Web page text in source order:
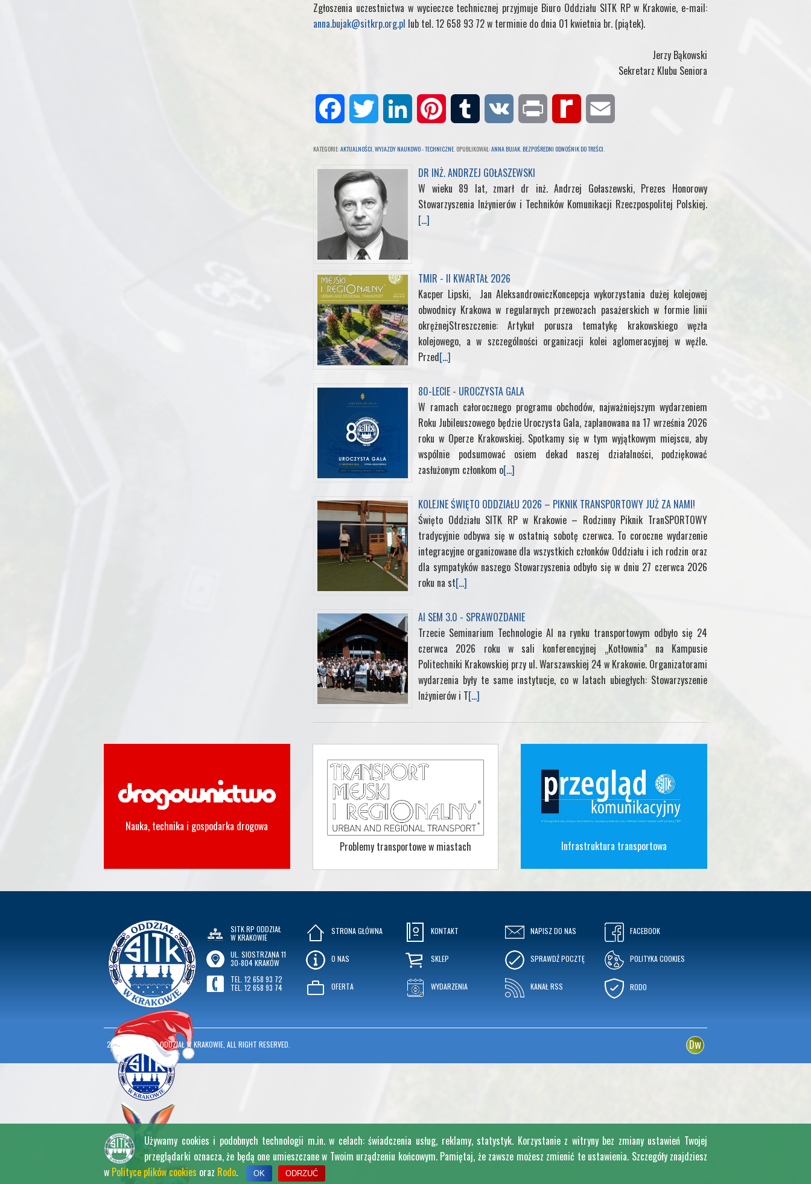
Zgłoszenia uczestnictwa w wycieczce technicznej przyjmuje Biuro Oddziału SITK RP w Krakowie, e-mail:
anna.bujak@sitkrp.org.pl lub tel. 12 658 93 72 w terminie do dnia 01 kwietnia br. (piątek).
Jerzy Bąkowski
Sekretarz Klubu Seniora
c
e
b
o
o
k
i
t
t
e
r
n
t
e
s
t
m
b
n
y
P
e
i
KATEGORIE:AKTUALNOŚCI,WYJAZDY NAUKOWO - TECHNICZNE. OPUBLIKOWAŁ:ANNA BUJAK.BEZPOŚREDNI ODNOŚNIK DO TREŚCI.
DR INŻ. ANDRZEJ GOŁASZEWSKI
W wieku 89 lat, zmarł dr inż. Andrzej Gołaszewski, Prezes Honorowy
Stowarzyszenia Inżynierów i Techników Komunikacji Rzeczpospolitej Polskiej.
[...]
TMIR - II KWARTAŁ 2026
Kacper Lipski, Jan AleksandrowiczKoncepcja wykorzystania dużej kolejowej
obwodnicy Krakowa w regularnych przewozach pasażerskich w formie linii
okrężnejStreszczenie: Artykuł porusza tematykę krakowskiego węzła
kolejowego, a w szczególności organizacji kolei aglomeracyjnej w węźle.
Przed[...]
80-LECIE - UROCZYSTA GALA
W ramach całorocznego programu obchodów, najważniejszym wydarzeniem
Roku Jubileuszowego będzie Uroczysta Gala, zaplanowana na 17 września 2026
roku w Operze Krakowskiej. Spotkamy się w tym wyjątkowym miejscu, aby
wspólnie podsumować osiem dekad naszej działalności, podziękować
zasłużonym członkom o[...]
KOLEJNE ŚWIĘTO ODDZIAŁU 2026 – PIKNIK TRANSPORTOWY JUŻ ZA NAMI!
Święto Oddziału SITK RP w Krakowie – Rodzinny Piknik TranSPORTOWY
tradycyjnie odbywa się w ostatnią sobotę czerwca. To coroczne wydarzenie
integracyjne organizowane dla wszystkich członków Oddziału i ich rodzin oraz
dla sympatyków naszego Stowarzyszenia odbyło się w dniu 27 czerwca 2026
roku na st[...]
AI SEM 3.0 - SPRAWOZDANIE
Trzecie Seminarium Technologie AI na rynku transportowym odbyło się 24
czerwca 2026 roku w sali konferencyjnej „Kotłownia” na Kampusie
Politechniki Krakowskiej przy ul. Warszawskiej 24 w Krakowie. Organizatorami
wydarzenia były te same instytucje, co w latach ubiegłych: Stowarzyszenie
Inżynierów i T[...]
Nauka, technika i gospodarka drogowa
Problemy transportowe w miastach
Infrastruktura transportowa
SITK RP ODDZIAŁ
W KRAKOWIE
UL. SIOSTRZANA 11
30-804 KRAKÓW
TEL. 12 658 93 72
TEL. 12 658 93 74
STRONA GŁÓWNA
O NAS
OFERTA
KONTAKT
SKLEP
WYDARZENIA
NAPISZ DO NAS
SPRAWDŹ POCZTĘ
KANAŁ RSS
FACEBOOK
POLITYKA COOKIES
RODO
2026 SITK RP ODDZIAŁ W KRAKOWIE, ALL RIGHT RESERVED. Dw
Używamy cookies i podobnych technologii m.in. w celach: świadczenia usług, reklamy, statystyk. Korzystanie z witryny bez zmiany ustawień Twojej
przeglądarki oznacza, że będą one umieszczane w Twoim urządzeniu końcowym. Pamiętaj, że zawsze możesz zmienić te ustawienia. Szczegóły znajdziesz
w Polityce plików cookies oraz Rodo. OK ODRZUĆ